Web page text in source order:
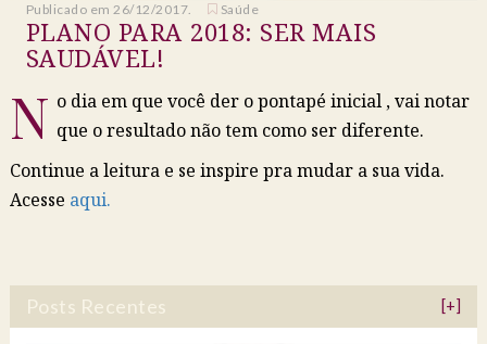
Publicado em 26/12/2017. Saúde
PLANO PARA 2018: SER MAIS
SAUDÁVEL!
N o dia em que você der o pontapé inicial , vai notar
que o resultado não tem como ser diferente.
Continue a leitura e se inspire pra mudar a sua vida.
Acesse aqui.
Posts Recentes [+]